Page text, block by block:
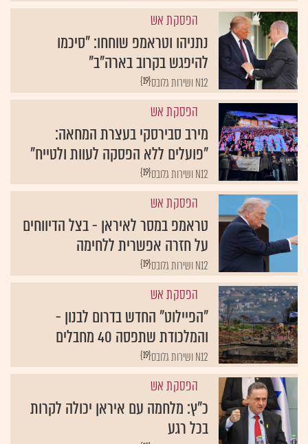
הפסקת אש
נתניהו וטראמפ שוחחו: "סיכמו
להיפגש בקרוב בארה"ב"
{19} N12 ושירות גלובס
הפסקת אש
מירב סבירסקי בעצרת המחאה:
"פועלים ללא הפסקה לעוות ולטייח"
{19} N12 ושירות גלובס
הפסקת אש
טראמפ במסר לאיראן - בצל הדיווחים
על חזרה אפשרית ללחימה
{19} N12 ושירות גלובס
הפסקת אש
"הפיילוט" החדש בדרום לבנון -
והמלכודת שתפסה 40 מחבלים
{19} N12 ושירות גלובס
הפסקת אש
כ"ץ: מלחמה עם איראן יכולה לקרות
בכל רגע